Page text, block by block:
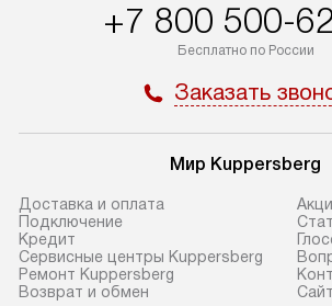
+7 800 500-
Бесплатно по России
Заказать
Мир Kuppersberg
Доставка и оплата
Подключение
Кредит
Сервисные центры Kuppersberg
Ремонт Kuppersberg
Возврат и обмен